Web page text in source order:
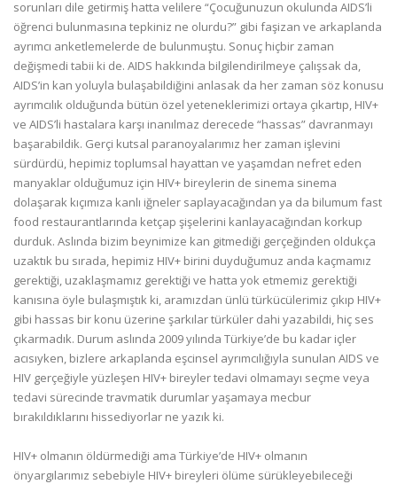
sorunları dile getirmiş hatta velilere “Çocuğunuzun okulunda AIDS’li
öğrenci bulunmasına tepkiniz ne olurdu?” gibi faşizan ve arkaplanda
ayrımcı anketlemelerde de bulunmuştu. Sonuç hiçbir zaman
değişmedi tabii ki de. AIDS hakkında bilgilendirilmeye çalışsak da,
AIDS’in kan yoluyla bulaşabildiğini anlasak da her zaman söz konusu
ayrımcılık olduğunda bütün özel yeteneklerimizi ortaya çıkartıp, HIV+
ve AIDS’li hastalara karşı inanılmaz derecede “hassas” davranmayı
başarabildik. Gerçi kutsal paranoyalarımız her zaman işlevini
sürdürdü, hepimiz toplumsal hayattan ve yaşamdan nefret eden
manyaklar olduğumuz için HIV+ bireylerin de sinema sinema
dolaşarak kıçımıza kanlı iğneler saplayacağından ya da bilumum fast
food restaurantlarında ketçap şişelerini kanlayacağından korkup
durduk. Aslında bizim beynimize kan gitmediği gerçeğinden oldukça
uzaktık bu sırada, hepimiz HIV+ birini duyduğumuz anda kaçmamız
gerektiği, uzaklaşmamız gerektiği ve hatta yok etmemiz gerektiği
kanısına öyle bulaşmıştık ki, aramızdan ünlü türkücülerimiz çıkıp HIV+
gibi hassas bir konu üzerine şarkılar türküler dahi yazabildi, hiç ses
çıkarmadık. Durum aslında 2009 yılında Türkiye’de bu kadar içler
acısıyken, bizlere arkaplanda eşcinsel ayrımcılığıyla sunulan AIDS ve
HIV gerçeğiyle yüzleşen HIV+ bireyler tedavi olmamayı seçme veya
tedavi sürecinde travmatik durumlar yaşamaya mecbur
bırakıldıklarını hissediyorlar ne yazık ki.
HIV+ olmanın öldürmediği ama Türkiye’de HIV+ olmanın
önyargılarımız sebebiyle HIV+ bireyleri ölüme sürükleyebileceği